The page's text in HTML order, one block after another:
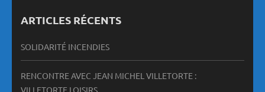
ARTICLES RÉCENTS
SOLIDARITÉ INCENDIES
RENCONTRE AVEC JEAN MICHEL VILLETORTE :
VILLETORTE LOISIRS